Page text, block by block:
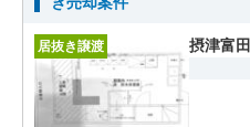
居抜き譲渡 摂津富田